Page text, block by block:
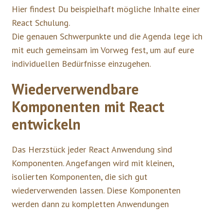
Hier findest Du beispielhaft mögliche Inhalte einer
React Schulung.
Die genauen Schwerpunkte und die Agenda lege ich
mit euch gemeinsam im Vorweg fest, um auf eure
individuellen Bedürfnisse einzugehen.
Wiederverwendbare
Komponenten mit React
entwickeln
Das Herzstück jeder React Anwendung sind
Komponenten. Angefangen wird mit kleinen,
isolierten Komponenten, die sich gut
wiederverwenden lassen. Diese Komponenten
werden dann zu kompletten Anwendungen